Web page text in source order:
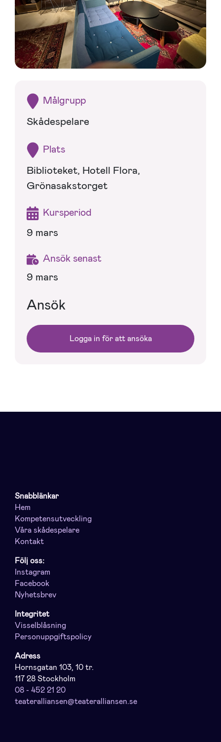
Målgrupp
Skådespelare
Plats
Biblioteket, Hotell Flora,
Grönasakstorget
Kursperiod
9 mars
Ansök senast
9 mars
Ansök
Logga in för att ansöka
Snabblänkar
Hem
Kompetensutveckling
Våra skådespelare
Kontakt
Följ oss:
Instagram
Facebook
Nyhetsbrev
Integritet
Visselblåsning
Personuppgiftspolicy
Adress
Hornsgatan 103, 10 tr.
117 28 Stockholm
08 - 452 21 20
teateralliansen@teateralliansen.se